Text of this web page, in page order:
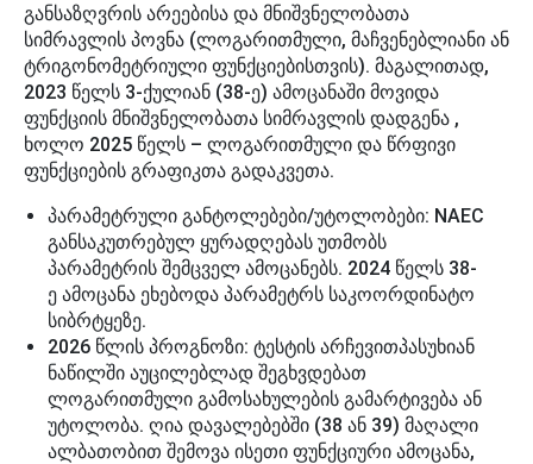
განსაზღვრის არეებისა და მნიშვნელობათა
სიმრავლის პოვნა (ლოგარითმული, მაჩვენებლიანი ან
ტრიგონომეტრიული ფუნქციებისთვის). მაგალითად,
2023 წელს 3-ქულიან (38-ე) ამოცანაში მოვიდა
ფუნქციის მნიშვნელობათა სიმრავლის დადგენა ,
ხოლო 2025 წელს – ლოგარითმული და წრფივი
ფუნქციების გრაფიკთა გადაკვეთა.
პარამეტრული განტოლებები/უტოლობები: NAEC
განსაკუთრებულ ყურადღებას უთმობს
პარამეტრის შემცველ ამოცანებს. 2024 წელს 38-
ე ამოცანა ეხებოდა პარამეტრს საკოორდინატო
სიბრტყეზე.
2026 წლის პროგნოზი: ტესტის არჩევითპასუხიან
ნაწილში აუცილებლად შეგხვდებათ
ლოგარითმული გამოსახულების გამარტივება ან
უტოლობა. ღია დავალებებში (38 ან 39) მაღალი
ალბათობით შემოვა ისეთი ფუნქციური ამოცანა,